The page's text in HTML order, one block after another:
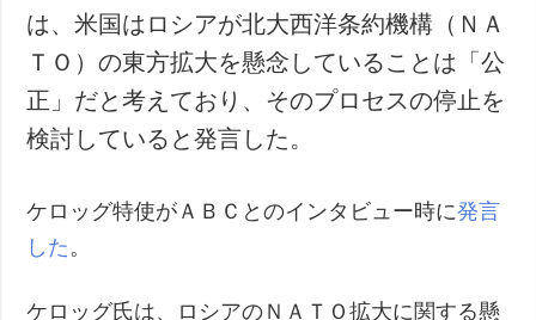
スポーツ
犯罪
事故・緊急事態
追加
インタビュー
写真
フォトバンク
は、米国はロシアが北大西洋条約機構（ＮＡ
ＴＯ）の東方拡大を懸念していることは「公
正」だと考えており、そのプロセスの停止を
検討していると発言した。
ケロッグ特使がＡＢＣとのインタビュー時に発言
した 。
ケロッグ氏は、ロシアのＮＡＴＯ拡大に関する懸